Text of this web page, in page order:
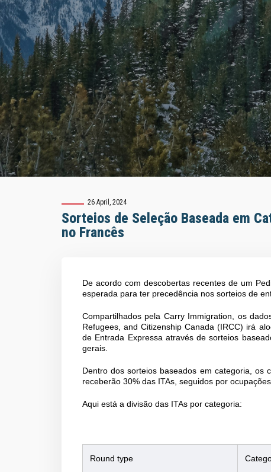
26 April, 2024
Sorteios de Seleção Baseada em
no Francês
De acordo com descobertas recentes de um
esperada para ter precedência nos sorteios de
Compartilhados pela Carry Immigration, os
Refugees, and Citizenship Canada (IRCC) irá
de Entrada Expressa através de sorteios
gerais.
Dentro dos sorteios baseados em categoria, os
receberão 30% das ITAs, seguidos por
Aqui está a divisão das ITAs por categoria:
Round type